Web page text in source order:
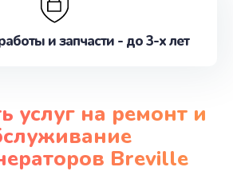
и запчасти - до 3-х лет
услуг на ремонт и
Breville